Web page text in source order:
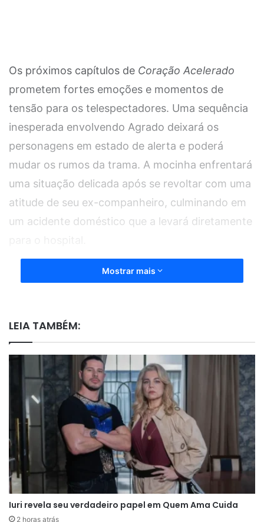
Os próximos capítulos de Coração Acelerado
prometem fortes emoções e momentos de
tensão para os telespectadores. Uma sequência
inesperada envolvendo Agrado deixará os
personagens em estado de alerta e poderá
mudar os rumos da trama. A mocinha enfrentará
uma situação delicada após se revoltar com uma
atitude de seu ex-companheiro, culminando em
um acidente doméstico que a levará diretamente
Mostrar mais
LEIA TAMBÉM:
Iuri revela seu verdadeiro papel em Quem Ama Cuida
2 horas atrás